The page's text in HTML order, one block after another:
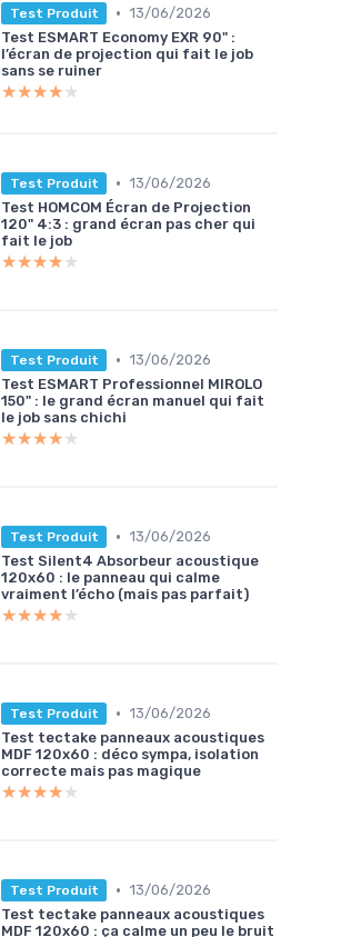
Test Produit • 13/06/2026
Test ESMART Economy EXR 90" :
l’écran de projection qui fait le job
sans se ruiner
★★★★★
★★★★★
Test Produit • 13/06/2026
Test HOMCOM Écran de Projection
120" 4:3 : grand écran pas cher qui
fait le job
★★★★★
★★★★★
Test Produit • 13/06/2026
Test ESMART Professionnel MIROLO
150" : le grand écran manuel qui fait
le job sans chichi
★★★★★
★★★★★
Test Produit • 13/06/2026
Test Silent4 Absorbeur acoustique
120x60 : le panneau qui calme
vraiment l’écho (mais pas parfait)
★★★★★
★★★★★
Test Produit • 13/06/2026
Test tectake panneaux acoustiques
MDF 120x60 : déco sympa, isolation
correcte mais pas magique
★★★★★
★★★★★
Test Produit • 13/06/2026
Test tectake panneaux acoustiques
MDF 120x60 : ça calme un peu le bruit